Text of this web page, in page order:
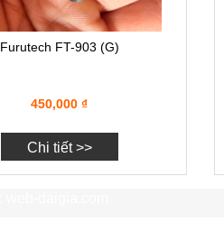
Furutech FT-903 (G)
450,000₫
Chi tiết >>